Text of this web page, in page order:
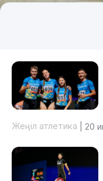
Жеңіл атлетика 20